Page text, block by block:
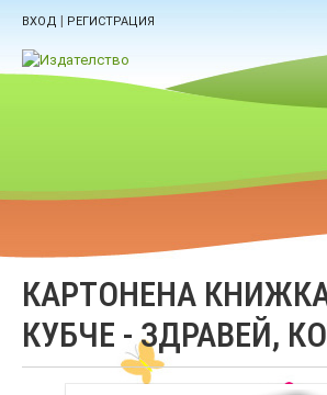
ВХОД | РЕГИСТРАЦИЯ
КАРТОНЕНА
КУБЧЕ - ЗДРАВЕЙ,